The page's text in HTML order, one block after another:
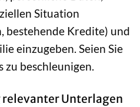
Situation
bestehende Kredite) und
einzugeben. Seien Sie
zu beschleunigen.
Unterlagen